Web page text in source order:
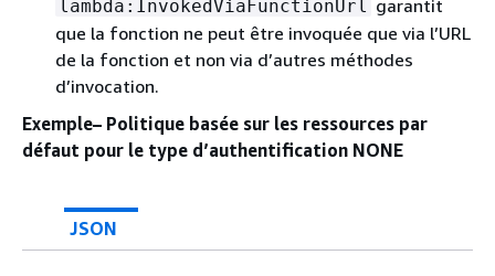
lambda:InvokedViaFunctionUrl garantit
que la fonction ne peut être invoquée que via l’URL
de la fonction et non via d’autres méthodes
d’invocation.
Exemple– Politique basée sur les ressources par
défaut pour le type d’authentification NONE
JSON